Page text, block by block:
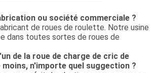
ou société commerciale ?
de roues de roulette. Notre usine
dans toutes sortes de roues de
de la roue de charge de cric de
n'importe quel suggection ?